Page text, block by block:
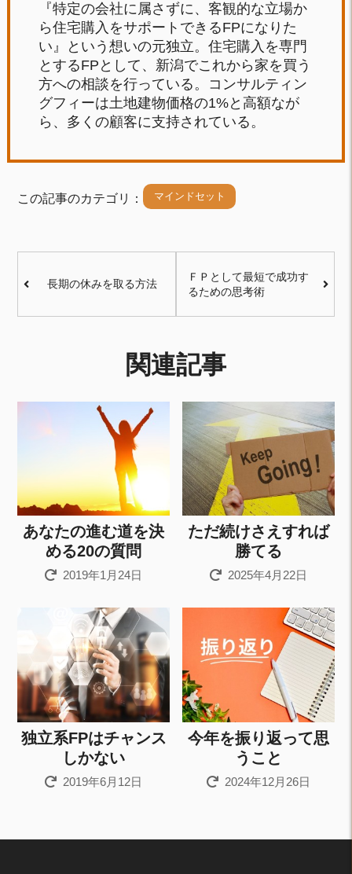
『特定の会社に属さずに、客観的な立場か
ら住宅購入をサポートできるFPになりた
い』という想いの元独立。住宅購入を専門
とするFPとして、新潟でこれから家を買う
方への相談を行っている。コンサルティン
グフィーは土地建物価格の1%と高額なが
ら、多くの顧客に支持されている。
この記事のカテゴリ： マインドセット
長期の休みを取る方法
ＦＰとして最短で成功す
るための思考術
関連記事
あなたの進む道を決
める20の質問
2019年1月24日
ただ続けさえすれば
勝てる
2025年4月22日
独立系FPはチャンス
しかない
2019年6月12日
今年を振り返って思
うこと
2024年12月26日